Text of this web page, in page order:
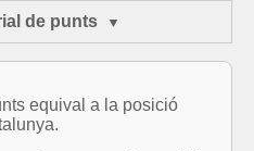
de punts
equival a la posició